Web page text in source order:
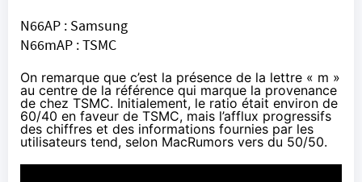
N66AP : Samsung
N66mAP : TSMC
On remarque que c’est la présence de la lettre « m »
au centre de la référence qui marque la provenance
de chez TSMC. Initialement, le ratio était environ de
60/40 en faveur de TSMC, mais l’afflux progressifs
des chiffres et des informations fournies par les
utilisateurs tend, selon MacRumors vers du 50/50.